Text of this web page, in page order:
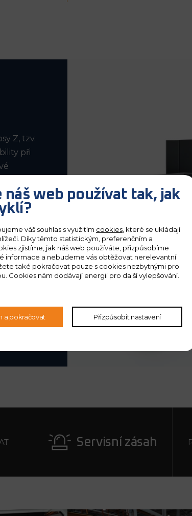
Z, tzv.
při
v osách
Servisní zásah
náš web používat tak, jak
váš souhlas s využitím cookies , které se ukládají
Díky těmto statistickým, preferenčním a
zjistíme, jak náš web používáte, přizpůsobíme
informace a nebudeme vás obtěžovat nerelevantní
také pokračovat pouze s cookies nezbytnými pro
Cookies nám dodávají energii pro další vylepšování.
a pokračovat Přizpůsobit nastavení